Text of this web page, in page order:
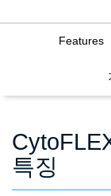
Features
특징